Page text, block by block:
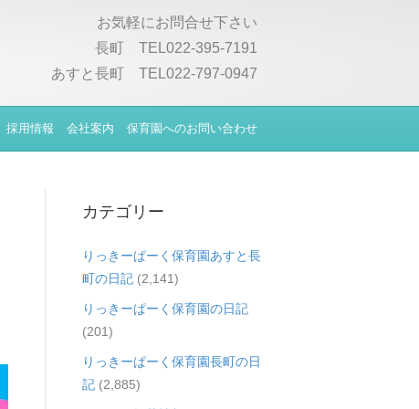
お気軽にお問合せ下さい
長町 TEL022-395-7191
あすと長町 TEL022-797-0947
採用情報 会社案内 保育園へのお問い合わせ
カテゴリー
りっきーぱーく保育園あすと長
町の日記(2,141)
りっきーぱーく保育園の日記
(201)
りっきーぱーく保育園長町の日
記(2,885)